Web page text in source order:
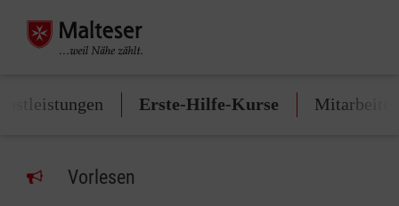
Erste-Hilfe-Kurse Mitarbeiten
Vorlesen